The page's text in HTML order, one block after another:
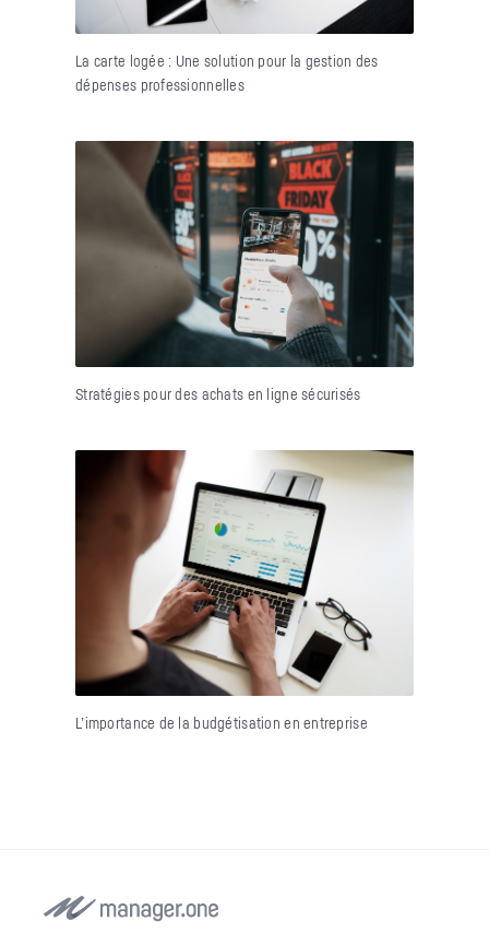
La carte logée : Une solution pour la gestion des
dépenses professionnelles
Stratégies pour des achats en ligne sécurisés
L’importance de la budgétisation en entreprise